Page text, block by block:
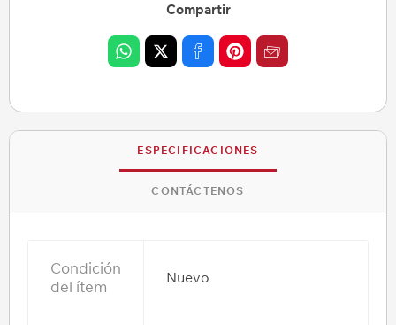
Compartir
ESPECIFICACIONES
CONTÁCTENOS
Condición
del ítem
Nuevo